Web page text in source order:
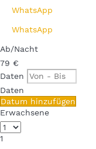
WhatsApp
WhatsApp
Ab/Nacht
79 €
Daten
Daten
Datum hinzufügen
Erwachsene
1